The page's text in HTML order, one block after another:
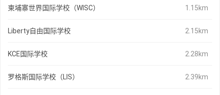
柬埔寨世界国际学校（WISC） 1.15km
Liberty自由国际学校 2.15km
KCE国际学校 2.28km
罗格斯国际学校（LIS） 2.39km